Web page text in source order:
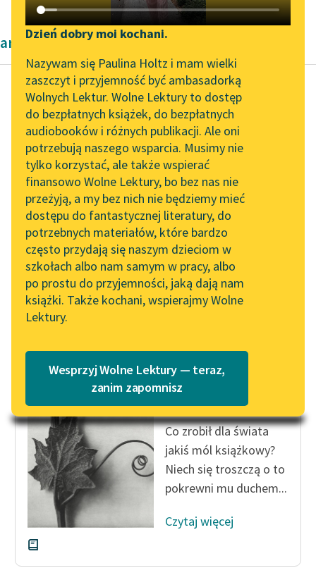
Katalog DAISY
Podkasty o książkach
Zgłoś brak utworu
Aktualności
„Prokurator Alicja Horn”
do słuchania
Byliśmy częścią AI Impact
Lab
Zapraszamy na spotkanie
online z tłumaczkami
literatury skandynawskiej
Spotkanie z Katarzyną
Tunkiel w Oslo
102. lata temu zmarł
Joseph Conrad
Lektury szkolne i klasyka
literatury do słuchania dla
uczennic i uczniów z
niepełnosprawnościami
E-kolekcja lektur
szkolnych i literatury do
słuchania dla uczennic i
uczniów z
niepełnosprawnościami
Feministyczne inspiracje.
Narzędzia
Mapa Wolnych Lektur
Leśmianator
Przewodnik dla piszących i
czytających
API
OAI-PMH
Widget Wolnych Lektur
Przypisy
Katalog w formacie PDF
Dzień dobry moi kochani.
Nazywam się Paulina Holtz i mam wielki
zaszczyt i przyjemność być ambasadorką
Wolnych Lektur. Wolne Lektury to dostęp
do bezpłatnych książek, do bezpłatnych
audiobooków i różnych publikacji. Ale oni
potrzebują naszego wsparcia. Musimy nie
tylko korzystać, ale także wspierać
finansowo Wolne Lektury, bo bez nas nie
przeżyją, a my bez nich nie będziemy mieć
dostępu do fantastycznej literatury, do
potrzebnych materiałów, które bardzo
często przydają się naszym dzieciom w
szkołach albo nam samym w pracy, albo
po prostu do przyjemności, jaką dają nam
książki. Także kochani, wspierajmy Wolne
Lektury.
Wesprzyj Wolne Lektury — teraz,
zanim zapomnisz
artykuły naukowe Cecylii Walewskiej
Cecylia Walewska
Kobieta polska w
nauce
Jeżeli macochą jest
prasa dla świata
uczonych w ogóle, to
stosunek ten wzmaga
się, gdy...
Czytaj więcej
Kobieta polska w
nauce
Co zrobił dla świata
jakiś mól książkowy?
Niech się troszczą o to
pokrewni mu duchem...
Czytaj więcej